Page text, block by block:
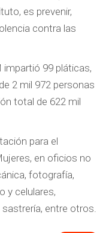
es prevenir,
contra las
impartió 99 pláticas,
2 mil 972 personas
total de 622 mil
para el
en oficios no
fotografía,
y celulares,
entre otros.